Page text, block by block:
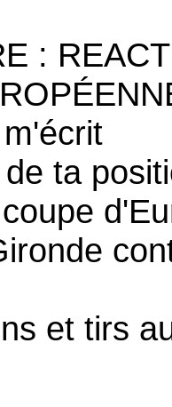
:
ta
et tirs